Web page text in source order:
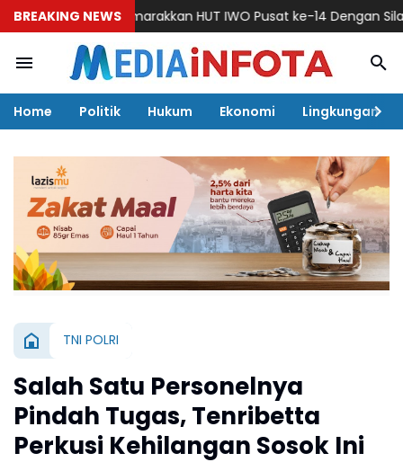
BREAKING NEWS
Semarakkan HUT IWO Pusat ke-14 Dengan Silaturahmi
Home Politik Hukum Ekonomi Lingkungan
TNI POLRI
Salah Satu Personelnya
Pindah Tugas, Tenribetta
Perkusi Kehilangan Sosok Ini